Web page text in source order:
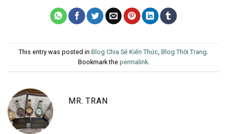
This entry was posted in Blog Chia Sẻ Kiến Thức Blog Thời Trang
Bookmark the permalink.
MR. TRAN